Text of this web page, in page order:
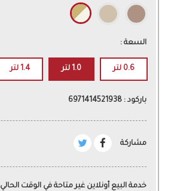
السعة :
0.6 لتر 1.0 لتر 1.4 لتر
باركود : 6971414521938
مشاركة
خدمة البيع أونلاين غير متاحة في الوقت الحالي